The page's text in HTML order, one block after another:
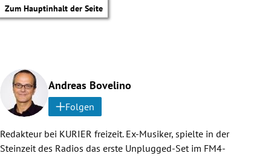
Zum Hauptinhalt der Seite
Andreas Bovelino
Folgen
Redakteur bei KURIER freizeit. Ex-Musiker, spielte in der
Steinzeit des Radios das erste Unplugged-Set im FM4-